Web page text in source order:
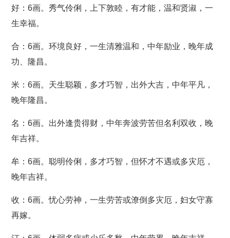
好：6画。秀气伶俐，上下敦睦，有才能，温和贤淑，一
生幸福。
合：6画。环境良好，一生清雅温和，中年励业，晚年成
功、隆昌。
米：6画。天生聪颖，多才巧智，出外大吉，中年平凡，
晚年隆昌。
名：6画。出外逢贵得财，中年奔波劳苦但名利双收，晚
年吉祥。
牟：6画。聪明伶俐，多才巧智，但怀才不遇或多灾厄，
晚年吉祥。
收：6画。忧心劳神，一生劳苦或潦倒多灾厄，妇女守寡
再嫁。